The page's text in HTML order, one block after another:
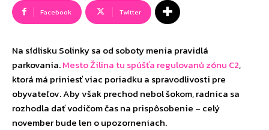
Facebook Twitter
Na sídlisku Solinky sa od soboty menia pravidlá
parkovania.Mesto Žilina tu spúšťa regulovanú zónu C2,
ktorá má priniesť viac poriadku a spravodlivosti pre
obyvateľov. Aby však prechod nebol šokom, radnica sa
rozhodla dať vodičom čas na prispôsobenie – celý
november bude len o upozorneniach.